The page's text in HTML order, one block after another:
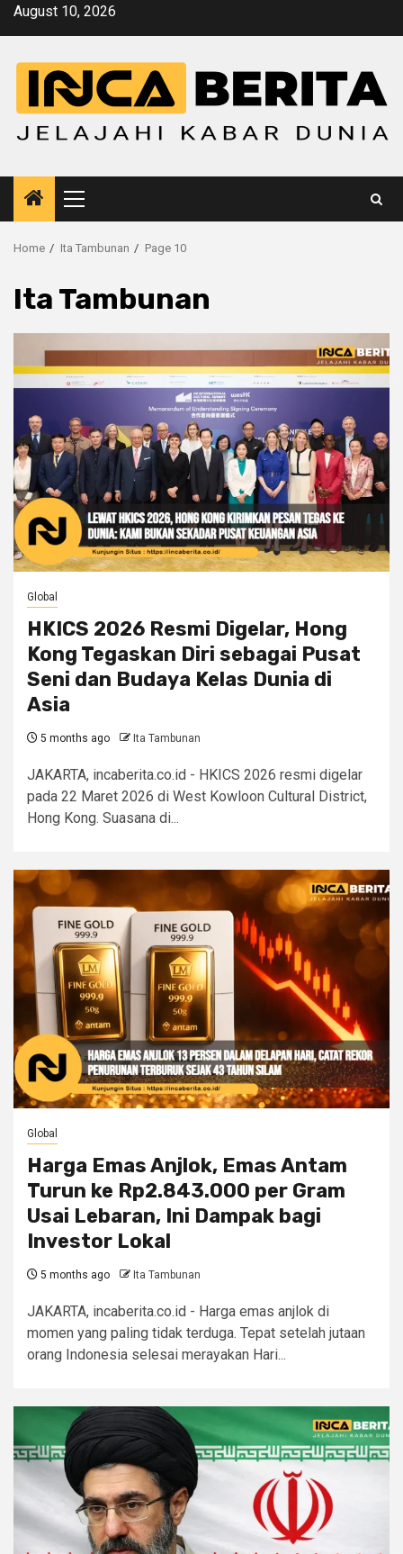
SkipAugust 10, 2026
Primary
Menu
Home Ita Tambunan Page 10
Ita Tambunan
Global
HKICS 2026 Resmi Digelar, Hong
Kong Tegaskan Diri sebagai Pusat
Seni dan Budaya Kelas Dunia di
Asia
5 months ago Ita Tambunan
JAKARTA, incaberita.co.id - HKICS 2026 resmi digelar
pada 22 Maret 2026 di West Kowloon Cultural District,
Hong Kong. Suasana di...
Global
Harga Emas Anjlok, Emas Antam
Turun ke Rp2.843.000 per Gram
Usai Lebaran, Ini Dampak bagi
Investor Lokal
5 months ago Ita Tambunan
JAKARTA, incaberita.co.id - Harga emas anjlok di
momen yang paling tidak terduga. Tepat setelah jutaan
orang Indonesia selesai merayakan Hari...